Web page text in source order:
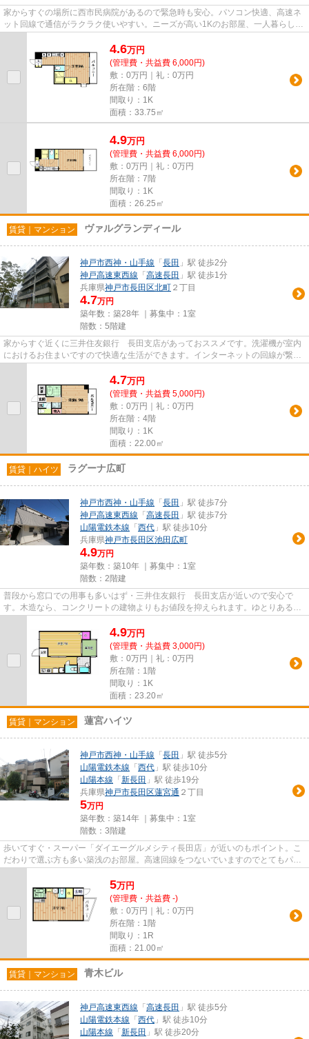
家からすぐの場所に西市民病院があるので緊急時も安心。パソコン快適、高速ネ
ット回線で通信がラクラク使いやすい。ニーズが高い1Kのお部屋、一人暮らしを
4.6万円
(管理費・共益費 6,000円)
敷：0万円｜礼：0万円
所在階：6階
間取り：1K
面積：33.75㎡
4.9万円
(管理費・共益費 6,000円)
敷：0万円｜礼：0万円
所在階：7階
間取り：1K
面積：26.25㎡
賃貸｜マンション ヴァルグランディール
神戸市西神・山手線 「 長田 」駅 徒歩2分
神戸高速東西線 「 高速長田 」駅 徒歩1分
兵庫県神戸市長田区北町 ２丁目
4.7万円
築年数：築28年 ｜募集中： 1室
階数：5階建
家からすぐ近くに三井住友銀行 長田支店があっておススメです。洗濯機が室内
におけるお住まいですので快適な生活ができます。インターネットの回線が繋が
4.7万円
(管理費・共益費 5,000円)
敷：0万円｜礼：0万円
所在階：4階
間取り：1K
面積：22.00㎡
賃貸｜ハイツ ラグーナ広町
神戸市西神・山手線 「 長田 」駅 徒歩7分
神戸高速東西線 「 高速長田 」駅 徒歩7分
山陽電鉄本線 「 西代 」駅 徒歩10分
兵庫県神戸市長田区池田広町
4.9万円
築年数：築10年 ｜募集中： 1室
階数：2階建
普段から窓口での用事も多いはず・三井住友銀行 長田支店が近いので安心で
す。木造なら、コンクリートの建物よりもお値段を抑えられます。ゆとりある暮
4.9万円
(管理費・共益費 3,000円)
敷：0万円｜礼：0万円
所在階：1階
間取り：1K
面積：23.20㎡
賃貸｜マンション 蓮宮ハイツ
神戸市西神・山手線 「 長田 」駅 徒歩5分
山陽電鉄本線 「 西代 」駅 徒歩10分
山陽本線 「 新長田 」駅 徒歩19分
兵庫県神戸市長田区蓮宮通 ２丁目
5万円
築年数：築14年 ｜募集中： 1室
階数：3階建
歩いてすぐ・スーパー「ダイエーグルメシティ長田店」が近いのもポイント。こ
だわりで選ぶ方も多い築浅のお部屋。高速回線をつないでいますのでとてもパソ
5万円
(管理費・共益費 -)
敷：0万円｜礼：0万円
所在階：1階
間取り：1R
面積：21.00㎡
賃貸｜マンション 青木ビル
神戸高速東西線 「 高速長田 」駅 徒歩5分
山陽電鉄本線 「 西代 」駅 徒歩10分
山陽本線 「 新長田 」駅 徒歩20分